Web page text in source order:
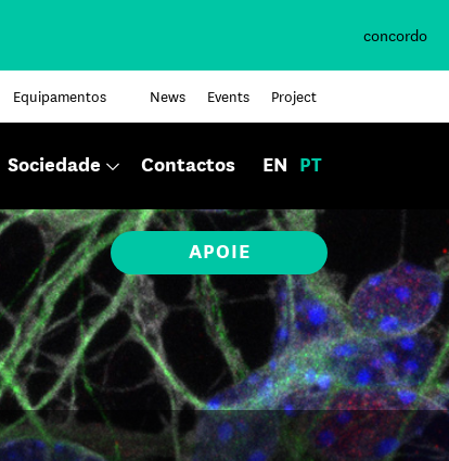
concordo
Equipamentos News Events Project
Sociedade Contactos EN PT
APOIE